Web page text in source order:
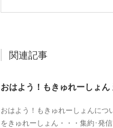
関連記事
おはよう！もきゅれーしょん
おはよう！もきゅれーしょんに
をきゅれーしょん・・・集約･発